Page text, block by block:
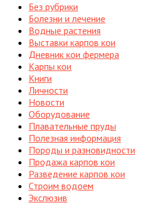
Без рубрики
Болезни и лечение
Водные растения
Выставки карпов кои
Дневник кои фермера
Карпы кои
Книги
Личности
Новости
Оборудование
Плавательные пруды
Полезная информация
Породы и разновидности
Продажа карпов кои
Разведение карпов кои
Строим водоем
Экслюзив